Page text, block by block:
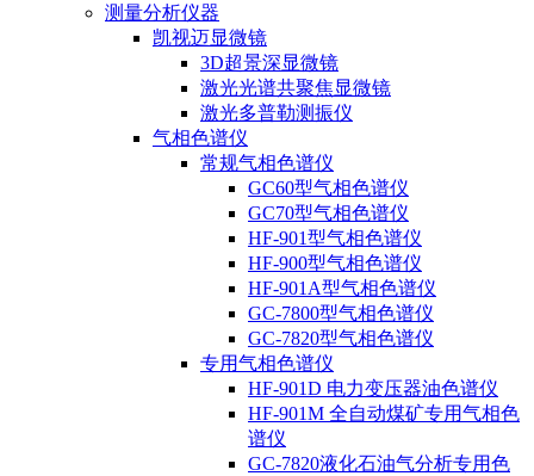
测量分析仪器
凯视迈显微镜
3D超景深显微镜
激光光谱共聚焦显微镜
激光多普勒测振仪
气相色谱仪
常规气相色谱仪
GC60型气相色谱仪
GC70型气相色谱仪
HF-901型气相色谱仪
HF-900型气相色谱仪
HF-901A型气相色谱仪
GC-7800型气相色谱仪
GC-7820型气相色谱仪
专用气相色谱仪
HF-901D 电力变压器油色谱仪
HF-901M 全自动煤矿专用气相色
谱仪
GC-7820液化石油气分析专用色